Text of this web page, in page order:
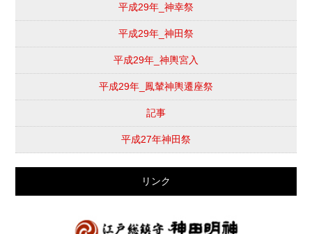
平成29年_神幸祭
平成29年_神田祭
平成29年_神輿宮入
平成29年_鳳輦神輿遷座祭
記事
平成27年神田祭
リンク